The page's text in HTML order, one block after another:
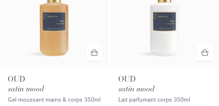
OUD
satin mood
Gel moussant mains & corps 350ml
OUD
satin mood
Lait parfumant corps 350ml